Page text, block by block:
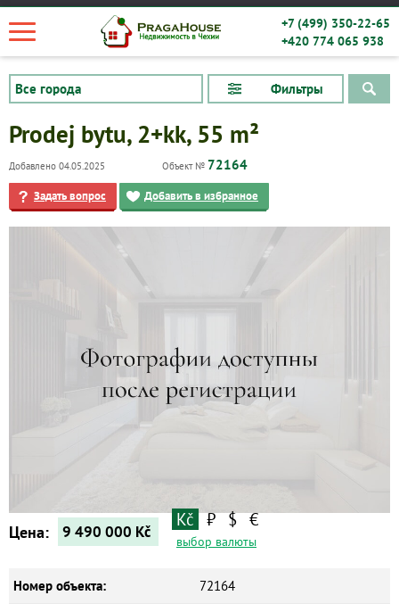
+7 (499) 350-22-65
+420 774 065 938
Фильтры
Prodej bytu, 2+kk, 55 m²
Добавлено 04.05.2025 Объект № 72164
Задать вопрос Добавить в избранное
Цена: 9 490 000 Kč
Kč ₽ $ €
выбор валюты
Номер объекта: 72164